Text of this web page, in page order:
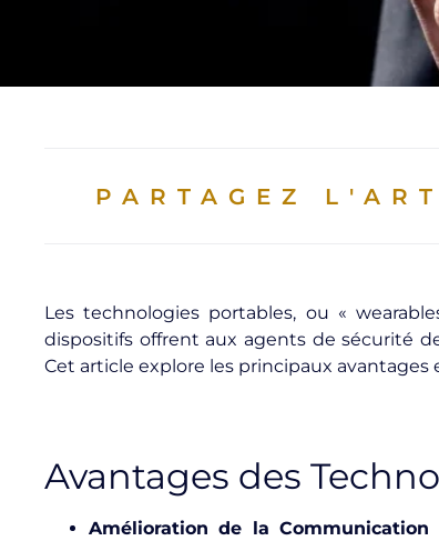
PARTAGEZ
Les technologies portables, ou «
dispositifs offrent aux agents de sécurité
Cet article explore les principaux
Avantages des
Amélioration de la Communication